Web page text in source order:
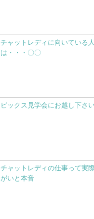
チャットレディに向いている
は・・・〇〇
ピックス見学会にお越し下さ
チャットレディの仕事って実
がいと本音